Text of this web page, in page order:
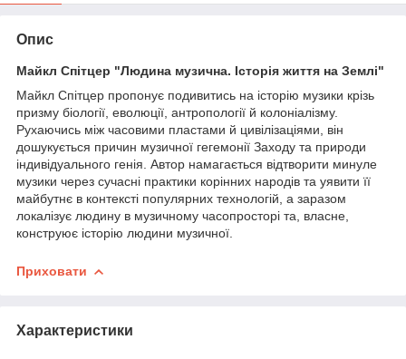
Опис
Майкл Спітцер "Людина музична. Історія життя на Землі"
Майкл Спітцер пропонує подивитись на історію музики крізь
призму біології, еволюції, антропології й колоніалізму.
Рухаючись між часовими пластами й цивілізаціями, він
дошукується причин музичної гегемонії Заходу та природи
індивідуального генія. Автор намагається відтворити минуле
музики через сучасні практики корінних народів та уявити її
майбутнє в контексті популярних технологій, а заразом
локалізує людину в музичному часопросторі та, власне,
конструює історію людини музичної.
Приховати
Характеристики